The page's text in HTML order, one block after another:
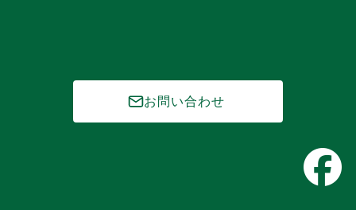
お問い合わせ